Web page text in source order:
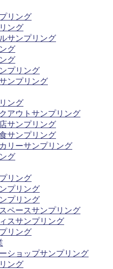
リング
ング
サンプリング
グ
グ
プリング
ンプリング
ング
アウトサンプリング
サンプリング
サンプリング
リーサンプリング
グ
リング
プリング
プリング
ペースサンプリング
スサンプリング
リング
ショップサンプリング
ング